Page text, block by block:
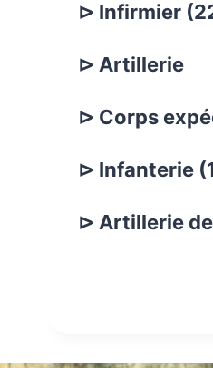
⊳ Infirmier
⊳ Artillerie
⊳ Corps
⊳ Infanterie
⊳ Artillerie